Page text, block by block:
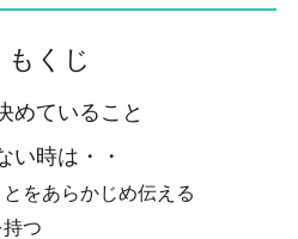
もくじ
めていること
い時は・・
をあらかじめ伝える
つ